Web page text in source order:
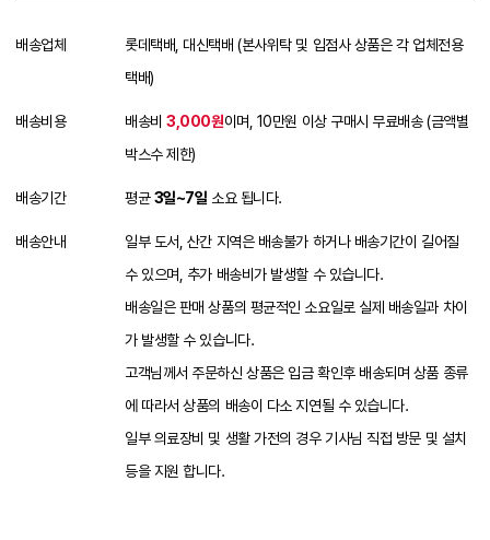
배송업체
롯데택배, 대신택배 (본사위탁 및 입점사 상품은 각 업체전용
택배)
배송비용 배송비3,000원이며, 10만원 이상 구매시 무료배송 (금액별
박스수 제한)
배송기간 평균3일~7일 소요 됩니다.
배송안내
일부 도서, 산간 지역은 배송불가 하거나 배송기간이 길어질
수 있으며, 추가 배송비가 발생할 수 있습니다.
배송일은 판매 상품의 평균적인 소요일로 실제 배송일과 차이
가 발생할 수 있습니다.
고객님께서 주문하신 상품은 입금 확인후 배송되며 상품 종류
에 따라서 상품의 배송이 다소 지연될 수 있습니다.
일부 의료장비 및 생활 가전의 경우 기사님 직접 방문 및 설치
등을 지원 합니다.